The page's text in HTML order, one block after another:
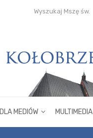
Wyszukaj Mszę św.
DLA MEDIÓW MULTIMEDIA